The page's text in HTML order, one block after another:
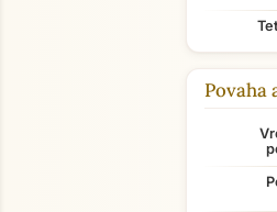
Povaha